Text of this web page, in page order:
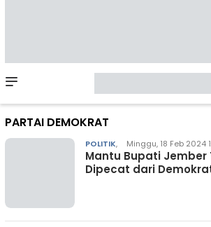
Menu
PARTAI DEMOKRAT
POLITIK, Minggu, 18 Feb 2024
Mantu Bupati Jember
Dipecat dari